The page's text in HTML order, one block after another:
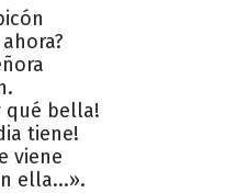
qué bella!
tiene!
viene
ella...».